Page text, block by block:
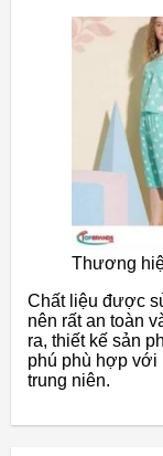
Thương
Chất liệu được
nên rất an toàn
ra, thiết kế sản
phú phù hợp
trung niên.